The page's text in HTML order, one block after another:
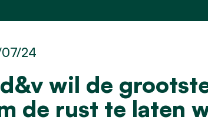
wil de
de rust te laten
24